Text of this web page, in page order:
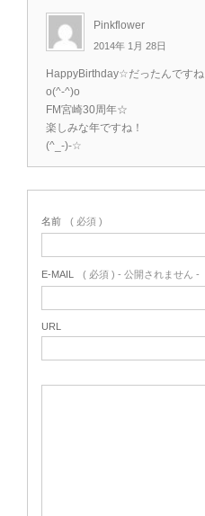
Pinkflower
2014年 1月 28日
HappyBirthday☆だったんですね
o(^-^)o
FM宮崎30周年☆
楽しみな年ですね！
(^_-)-☆
名前 ( 必須 )
E-MAIL ( 必須 ) - 公開されません -
URL